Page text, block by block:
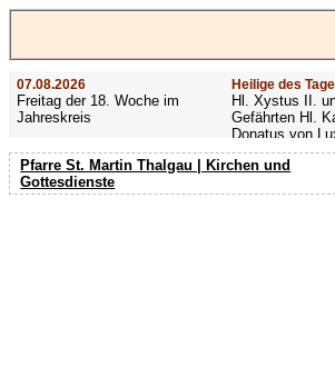
07.08.2026
Freitag der 18. Woche im
Jahreskreis
Heilige des
Hl. Xystus II.
Gefährten Hl.
Donatus von
Afra
Pfarre St. Martin Thalgau | Kirchen und
Gottesdienste